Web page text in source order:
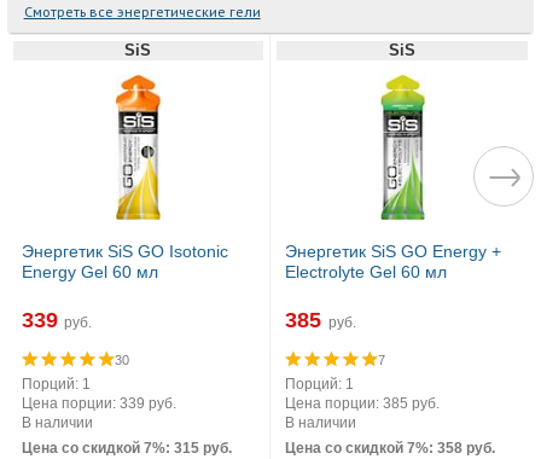
Смотреть все энергетические гели
SiS
Энергетик SiS GO Isotonic
Energy Gel 60 мл
339 руб.
30
Порций: 1
Цена порции: 339 руб.
В наличии
Цена со скидкой 7%: 315 руб.
SiS
Энергетик SiS GO Energy +
Electrolyte Gel 60 мл
385 руб.
7
Порций: 1
Цена порции: 385 руб.
В наличии
Цена со скидкой 7%: 358 руб.